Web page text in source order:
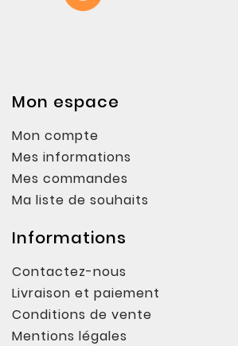
Mon espace
Mon compte
Mes informations
Mes commandes
Ma liste de souhaits
Informations
Contactez-nous
Livraison et paiement
Conditions de vente
Mentions légales